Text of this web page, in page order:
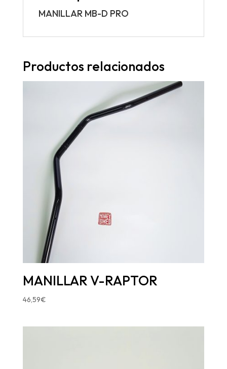
MANILLAR MB-D PRO
Productos relacionados
MANILLAR V-RAPTOR
46,59€